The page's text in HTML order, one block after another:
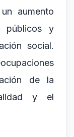
aumento
públicos y
social.
de la
y el